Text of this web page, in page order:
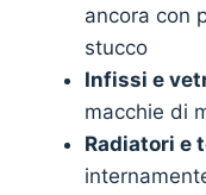
ancora con
stucco
Infissi e
macchie di
Radiatori e